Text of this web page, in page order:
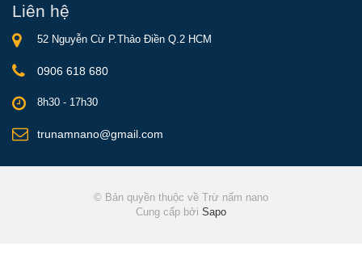
Liên hệ
52 Nguyễn Cừ P.Thảo Điền Q.2 HCM
0906 618 680
8h30 - 17h30
trunamnano@gmail.com
© Bản quyền thuộc về Trừ nấm nano
Cung cấp bởi Sapo